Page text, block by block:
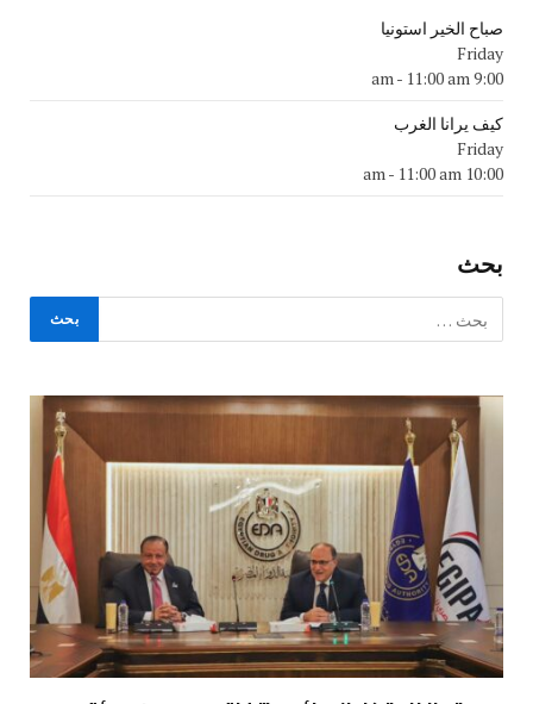
صباح الخير استونيا
Friday
9:00 am
- 11:00 am
كيف يرانا الغرب
Friday
10:00 am
- 11:00 am
بحث